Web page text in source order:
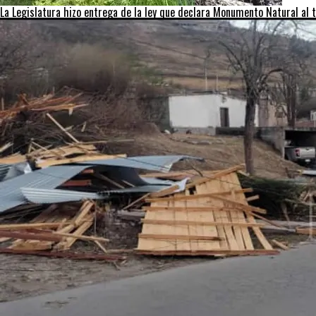
La Legislatura hizo entrega de la ley que declara Monumento Natural al